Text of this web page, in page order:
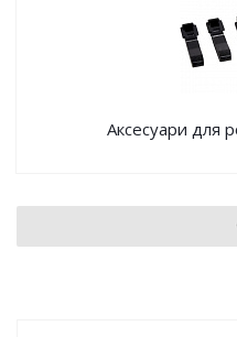
Аксесуари для